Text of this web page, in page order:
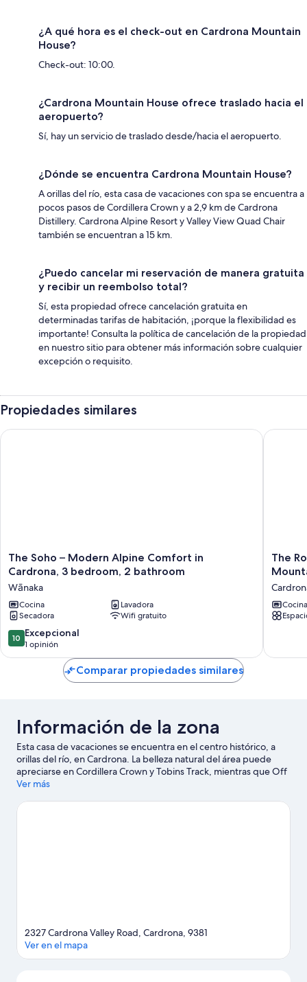
¿A qué hora es el check-out en Cardrona Mountain
House?
Check-out: 10:00.
¿Cardrona Mountain House ofrece traslado hacia el
aeropuerto?
Sí, hay un servicio de traslado desde/hacia el aeropuerto.
¿Dónde se encuentra Cardrona Mountain House?
A orillas del río, esta casa de vacaciones con spa se encuentra a
pocos pasos de Cordillera Crown y a 2,9 km de Cardrona
Distillery. Cardrona Alpine Resort y Valley View Quad Chair
también se encuentran a 15 km.
¿Puedo cancelar mi reservación de manera gratuita
y recibir un reembolso total?
Sí, esta propiedad ofrece cancelación gratuita en
determinadas tarifas de habitación, ¡porque la flexibilidad es
importante! Consulta la política de cancelación de la propiedad
en nuestro sitio para obtener más información sobre cualquier
excepción o requisito.
Propiedades similares
The
Soho
Modern
Alpine
Comfort
in
Cardrona,
3
The Soho – Modern Alpine Comfort in
Cardrona, 3 bedroom, 2 bathroom
Wānaka
Cocina
Lavadora
Secadora
Wifi gratuito
10.0
de
10,
10 Excepcional
1 opinión
The Soho – Modern Alpine Comfort in Cardrona, 3
The
Rose
Luxury
Escape
with
The
Cocina
The
Comparar propiedades similares
Información de la zona
Esta casa de vacaciones se encuentra en el centro histórico, a
orillas del río, en Cardrona. La belleza natural del área puede
apreciarse en Cordillera Crown y Tobins Track, mientras que Off
The Wall Gallery y Lakes District Museum (museo) son lugares
ski cross-country y pistas de ski alpino, o prueba otras
Ver más
2327 Cardrona Valley Road, Cardrona, 9381
Ver en el mapa